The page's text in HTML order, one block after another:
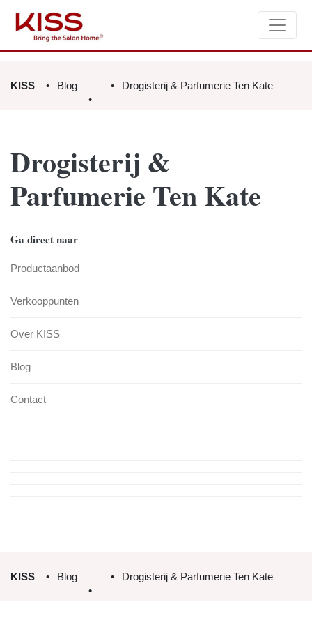
KISS Blog Drogisterij & Parfumerie Ten Kate
Drogisterij &
Parfumerie Ten Kate
Ga direct naar
Productaanbod
Verkooppunten
Over KISS
Blog
Contact
KISS Blog Drogisterij & Parfumerie Ten Kate